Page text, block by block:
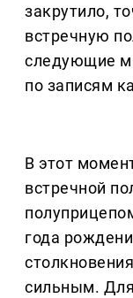
закрутило,
встречную
следующие
по записям
В этот
встречной
года
сильным. Для